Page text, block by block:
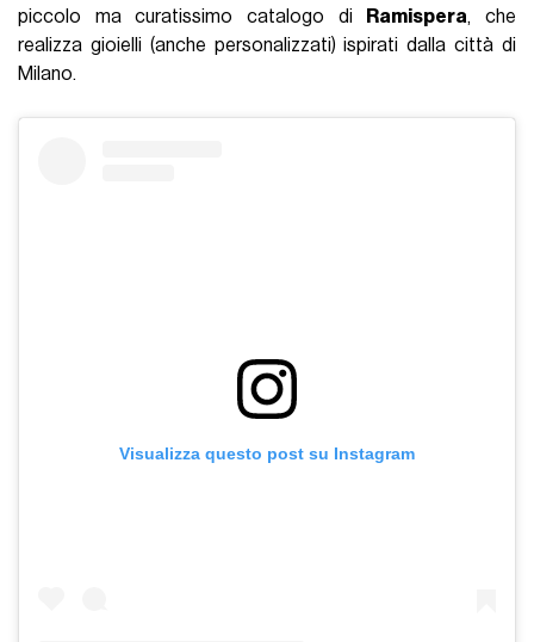
piccolo ma curatissimo catalogo di
Ramispera, che
realizza gioielli (anche personalizzati) ispirati dalla città di
Milano.
Visualizza questo post su Instagram